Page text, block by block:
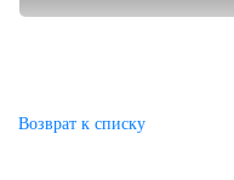
Возврат к списку